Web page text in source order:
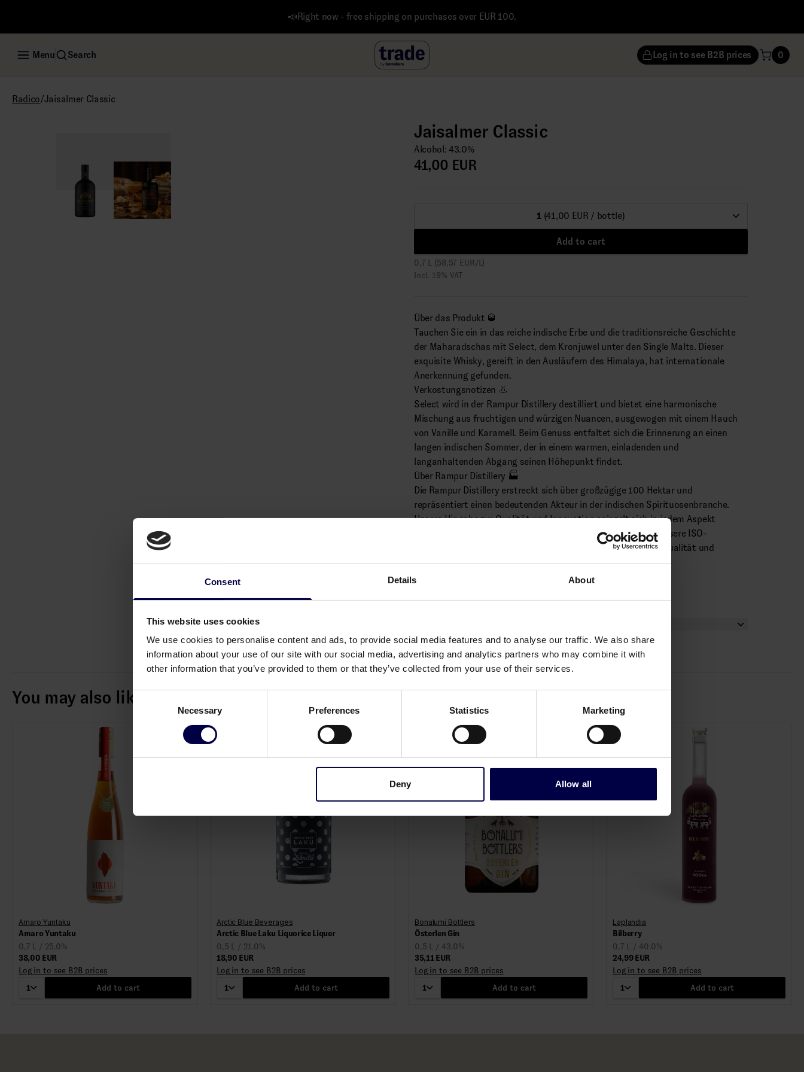
Consent Details About
This website uses cookies
We use cookies to personalise content and ads, to provide social media features and to analyse our traffic. We also share
information about your use of our site with our social media, advertising and analytics partners who may combine it with
other information that you’ve provided to them or that they’ve collected from your use of their services.
Consent
Necessary Preferences Statistics Marketing
Deny Allow all
📣Right now - free shipping on purchases over EUR 100.
Menu Search Log in to see B2B prices 0
Radico/Jaisalmer Classic
Jaisalmer Classic
Alcohol: 43.0%
41,00 EUR
1 (41,00 EUR / bottle)
Add to cart
0,7 L (58,57 EUR/L)
Incl. 19% VAT
Über das Produkt 🥃
Tauchen Sie ein in das reiche indische Erbe und die traditionsreiche Geschichte
der Maharadschas mit Select, dem Kronjuwel unter den Single Malts. Dieser
exquisite Whisky, gereift in den Ausläufern des Himalaya, hat internationale
Anerkennung gefunden.
Verkostungsnotizen 👃
Select wird in der Rampur Distillery destilliert und bietet eine harmonische
Mischung aus fruchtigen und würzigen Nuancen, ausgewogen mit einem Hauch
von Vanille und Karamell. Beim Genuss entfaltet sich die Erinnerung an einen
langen indischen Sommer, der in einem warmen, einladenden und
langanhaltenden Abgang seinen Höhepunkt findet.
Über Rampur Distillery 🏭
Die Rampur Distillery erstreckt sich über großzügige 100 Hektar und
repräsentiert einen bedeutenden Akteur in der indischen Spirituosenbranche.
Unsere Hingabe zur Qualität und Innovation spiegelt sich in jedem Aspekt
unserers Handwerks wider. Mit hochmodernen Anlagen und unsere ISO-
Zertifizierungen setzen wir kontinuierlich neue Maßstäbe für Qualität und
Innovation in der Branche.
None
You may also like
Amaro Yuntaku
Amaro Yuntaku
0,7 L / 25.0%
38,00 EUR
Log in to see B2B prices
1
Add to cart
Arctic Blue Beverages
Arctic Blue Laku Liquorice Liquer
0,5 L / 21.0%
18,90 EUR
Log in to see B2B prices
1
Add to cart
Bonalumi Bottlers
Österlen Gin
0,5 L / 43.0%
35,11 EUR
Log in to see B2B prices
1
Add to cart
Laplandia
Bilberry
0,7 L / 40.0%
24,99 EUR
Log in to see B2B prices
1
Add to cart